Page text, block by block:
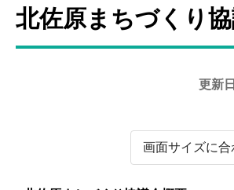
本
北佐原まちづくり
更新
画面サイズに合